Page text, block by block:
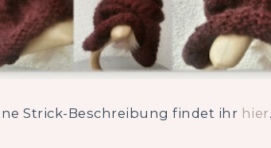
Strick-Beschreibung findet ihr hier.